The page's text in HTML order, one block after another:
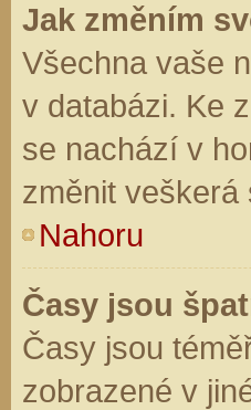
Jak změním
Všechna vaše
v databázi. Ke
se nachází v
změnit veškerá
Nahoru
Časy jsou
Časy jsou
zobrazené v